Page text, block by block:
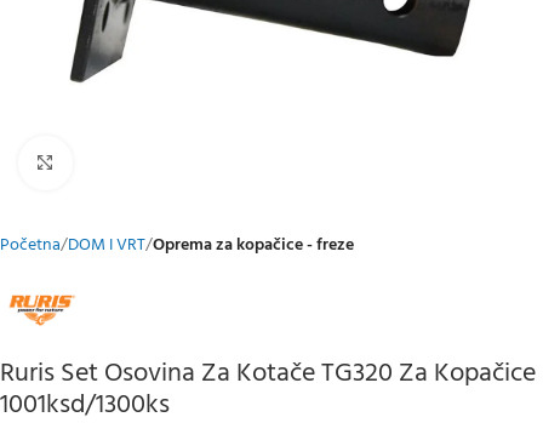
Početna DOM I VRT Oprema za kopačice - freze
Ruris Set Osovina Za Kotače TG320 Za Kopačice
1001ksd/1300ks